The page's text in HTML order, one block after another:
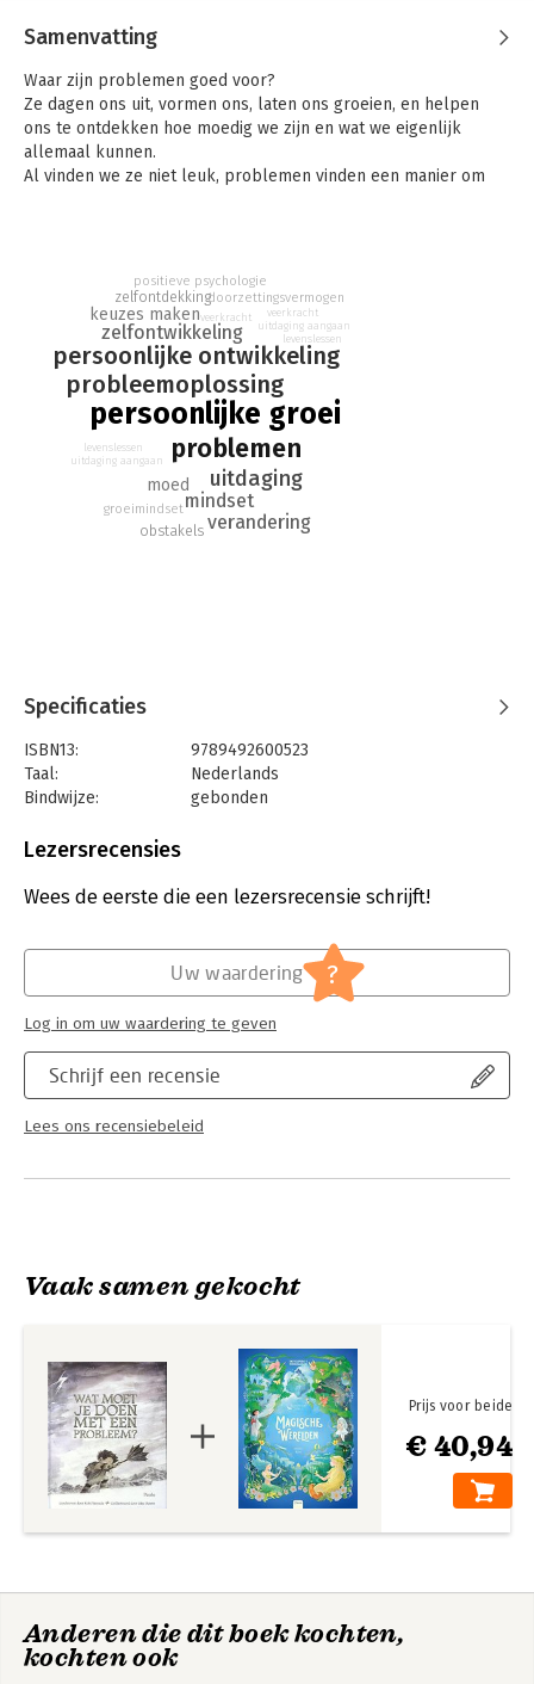
Samenvatting
Waar zijn problemen goed voor?
Ze dagen ons uit, vormen ons, laten ons groeien, en helpen
ons te ontdekken hoe moedig we zijn en wat we eigenlijk
allemaal kunnen.
Al vinden we ze niet leuk, problemen vinden een manier om
persoonlijke groei
problemen
probleemoplossing
persoonlijke ontwikkeling
uitdaging
zelfontwikkeling
mindset
verandering
moed
keuzes maken
zelfontdekking
obstakels
groeimindset
positieve psychologie
doorzettingsvermogen
veerkracht
uitdaging aangaan
levenslessen
veerkracht
uitdaging aangaan
levenslessen
Specificaties
ISBN13:
9789492600523
Taal:
Nederlands
Bindwijze:
gebonden
Uitgever:
Verschijningsdatum:
24-3-2023
Lezersrecensies
Wees de eerste die een lezersrecensie schrijft!
Schrijf een recensie
Lees ons recensiebeleid
Uw waardering ?
Log in om uw waardering te geven
Vaak samen gekocht
€ 40,94
Prijs voor beide
Anderen die dit boek kochten,
kochten ook